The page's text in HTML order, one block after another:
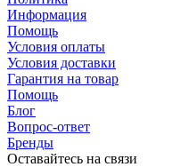
Информация
Помощь
Условия оплаты
Условия доставки
Гарантия на товар
Помощь
Блог
Вопрос-ответ
Бренды
Оставайтесь на связи